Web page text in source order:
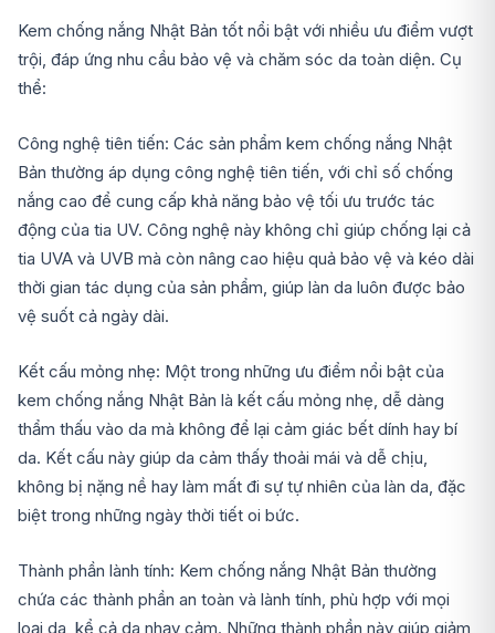
Kem chống nắng Nhật Bản tốt nổi bật với nhiều ưu điểm vượt
trội, đáp ứng nhu cầu bảo vệ và chăm sóc da toàn diện. Cụ
thể:
Công nghệ tiên tiến: Các sản phẩm kem chống nắng Nhật
Bản thường áp dụng công nghệ tiên tiến, với chỉ số chống
nắng cao để cung cấp khả năng bảo vệ tối ưu trước tác
động của tia UV. Công nghệ này không chỉ giúp chống lại cả
tia UVA và UVB mà còn nâng cao hiệu quả bảo vệ và kéo dài
thời gian tác dụng của sản phẩm, giúp làn da luôn được bảo
vệ suốt cả ngày dài.
Kết cấu mỏng nhẹ: Một trong những ưu điểm nổi bật của
kem chống nắng Nhật Bản là kết cấu mỏng nhẹ, dễ dàng
thẩm thấu vào da mà không để lại cảm giác bết dính hay bí
da. Kết cấu này giúp da cảm thấy thoải mái và dễ chịu,
không bị nặng nề hay làm mất đi sự tự nhiên của làn da, đặc
biệt trong những ngày thời tiết oi bức.
Thành phần lành tính: Kem chống nắng Nhật Bản thường
chứa các thành phần an toàn và lành tính, phù hợp với mọi
loại da, kể cả da nhạy cảm. Những thành phần này giúp giảm